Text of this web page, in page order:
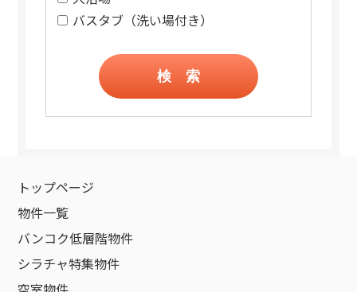
バスタブ（洗い場付き）
検 索
トップページ
物件一覧
バンコク低層階物件
シラチャ特集物件